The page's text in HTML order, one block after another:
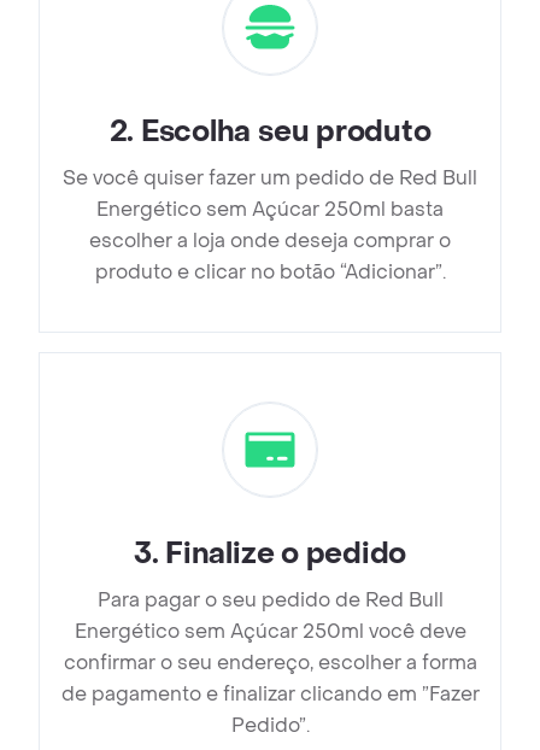
2. Escolha seu produto
Se você quiser fazer um pedido de Red Bull
Energético sem Açúcar 250ml basta
escolher a loja onde deseja comprar o
produto e clicar no botão “Adicionar”.
3. Finalize o pedido
Para pagar o seu pedido de Red Bull
Energético sem Açúcar 250ml você deve
confirmar o seu endereço, escolher a forma
de pagamento e finalizar clicando em ”Fazer
Pedido”.